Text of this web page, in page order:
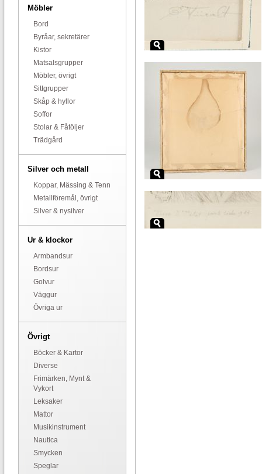
Möbler
Bord
Byråar, sekretärer
Kistor
Matsalsgrupper
Möbler, övrigt
Sittgrupper
Skåp & hyllor
Soffor
Stolar & Fåtöljer
Trädgård
Silver och metall
Koppar, Mässing & Tenn
Metallföremål, övrigt
Silver & nysilver
Ur & klockor
Armbandsur
Bordsur
Golvur
Väggur
Övriga ur
Övrigt
Böcker & Kartor
Diverse
Frimärken, Mynt &
Vykort
Leksaker
Mattor
Musikinstrument
Nautica
Smycken
Speglar